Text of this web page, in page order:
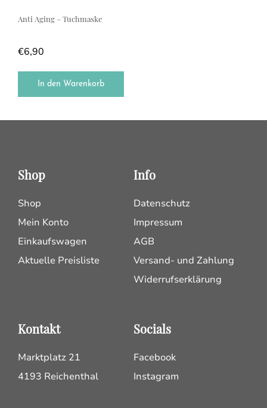
Anti Aging – Tuchmaske
€6,90
In den Warenkorb
Shop
Shop
Mein Konto
Einkaufswagen
Aktuelle Preisliste
Info
Datenschutz
Impressum
AGB
Versand- und Zahlung
Widerrufserklärung
Kontakt
Marktplatz 21
4193 Reichenthal
Socials
Facebook
Instagram